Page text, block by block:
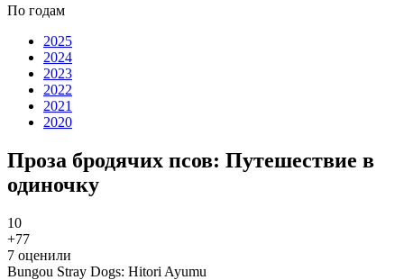
По годам
2025
2024
2023
2022
2021
2020
Проза бродячих псов: Путешествие в
одиночку
10
+77
7 оценили
Bungou Stray Dogs: Hitori Ayumu